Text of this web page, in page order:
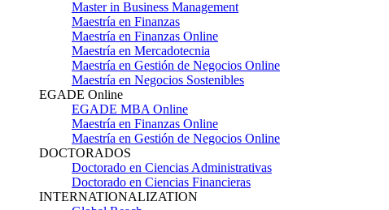
Master in Business Management
Maestría en Finanzas
Maestría en Finanzas Online
Maestría en Mercadotecnia
Maestría en Gestión de Negocios Online
Maestría en Negocios Sostenibles
EGADE Online
EGADE MBA Online
Maestría en Finanzas Online
Maestría en Gestión de Negocios Online
DOCTORADOS
Doctorado en Ciencias Administrativas
Doctorado en Ciencias Financieras
INTERNATIONALIZATION